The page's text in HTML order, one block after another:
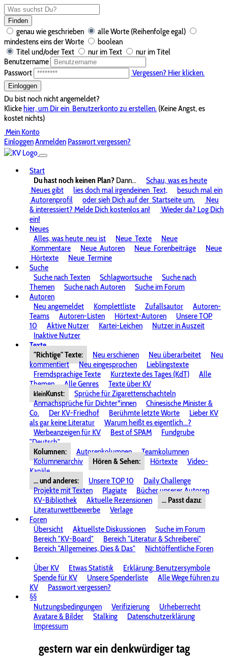
Finden
genau wie geschrieben
alle Worte (Reihenfolge egal)
mindestens eins der Worte
boolean
Titel und/oder Text
nur im Text
nur im Titel
Benutzername
Passwort
Vergessen? Hier klicken.
Einloggen
Du bist noch nicht angemeldet?
Klickehier, um Dir ein Benutzerkonto zu erstellen. (Keine Angst, es
kostet nichts)
Mein Konto
EinloggenAnmelden Passwort vergessen?
Start
Du hast noch keinen Plan? Dann...
Schau, was es heute
Neues gibt
lies doch mal irgendeinen Text,
besuch mal ein
Autorenprofil
oder sieh Dich auf der Startseite um.
Neu
& interessiert? Melde Dich kostenlos an!
Wieder da? Log Dich
ein!
Neues
Alles, was heute neu ist Neue Texte
Neue
Kommentare
Neue Autoren Neue Forenbeiträge
Neue
Hörtexte
Neue Termine
Suche
Suche nach Texten
Schlagwortsuche
Suche nach
Themen
Suche nach Autoren
Suche im Forum
Autoren
Neu angemeldet
Komplettliste Zufallsautor
Autoren-
Teams
Autoren-Listen Hörtext-Autoren
Unsere TOP
10
Aktive Nutzer Kartei-Leichen
Nutzer in Auszeit
Inaktive Nutzer
Texte
"Richtige" Texte:
Neu erschienen Neu überarbeitet
Neu
kommentiert
Neu eingesprochen
Lieblingstexte
Fremdsprachige Texte
Kurztexte des Tages (KdT)
Alle
Themen
Alle Genres Texte über KV
kleinKunst:
Sprüche für Zigarettenschachteln
Anmachsprüche für Dichter*innen
Chinesische Minister &
Co.
Der KV-Friedhof Berühmte letzte Worte
Lieber KV
als gar keine Literatur
Warum heißt es eigentlich...?
Werbeanzeigen für KV
Best of SPAM
Fundgrube
"Deutsch"
Kolumnen:
Autorenkolumnen
Teamkolumnen
Kolumnenarchiv
Hören & Sehen: Hörtexte
Video-
Kanäle
... und anderes:
Unsere TOP 10
Daily Challenge
Projekte mit Texten
Plagiate
Bücher unserer Autoren
KV-Bibliothek
Aktuelle Rezensionen
... Passt dazu:
Literaturwettbewerbe
Verlage
Foren
Übersicht
Aktuellste Diskussionen
Suche im Forum
Bereich "KV-Board"
Bereich "Literatur & Schreiberei"
Bereich "Allgemeines, Dies & Das"
Nichtöffentliche Foren
Über KV
Etwas Statistik
Erklärung: Benutzersymbole
Spende für KV
Unsere Spenderliste
Alle Wege führen zu
KV
Passwort vergessen?
§§
Nutzungsbedingungen
Verifizierung
Urheberrecht
Avatare & Bilder
Stalking
Datenschutzerklärung
Impressum
gestern war ein denkwürdiger tag